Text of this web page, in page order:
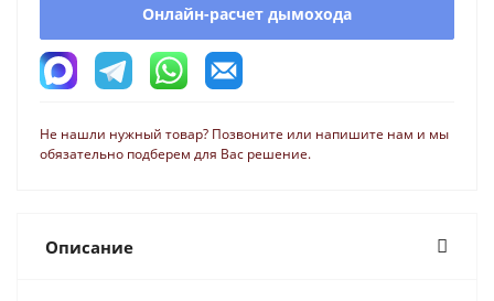
Онлайн-расчет дымохода
Не нашли нужный товар? Позвоните или напишите нам и мы
обязательно подберем для Вас решение.
Описание